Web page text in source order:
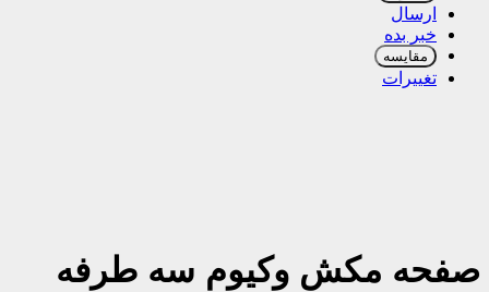
ارسال
خبر بده
مقایسه
تغییرات
صفحه مکش وکیوم سه طرفه